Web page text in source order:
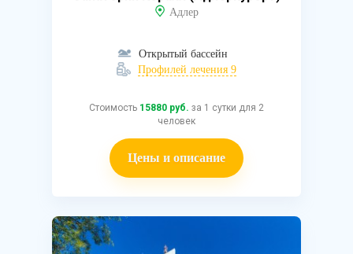
Адлер
Открытый бассейн
Профилей лечения 9
Стоимость 15880 руб. за 1 сутки для 2
человек
Цены и описание